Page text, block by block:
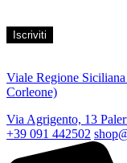
Viale Regione
Corleone)
Via Agrigento, 13
+39 091 442502